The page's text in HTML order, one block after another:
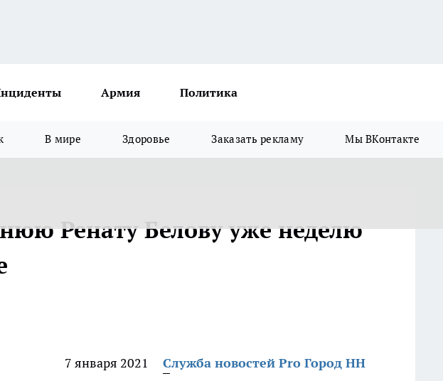
Армия Политика
В мире Здоровье Заказать рекламу Мы ВКонтакте
Ренату Белову уже неделю
7 января 2021
Служба новостей Pro Город НН